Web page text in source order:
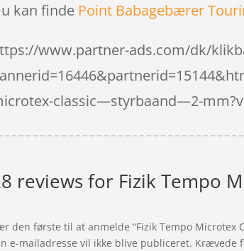
kan finde Point Babagebærer
www.partner-ads.com/dk/
classic—styrbaand—2-
reviews for Fizik Tempo
den første til at anmelde “Fizik Tempo Microtex
e-mailadresse vil ikke blive publiceret. Krævede